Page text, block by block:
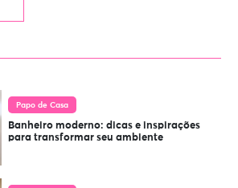
Papo de Casa
Banheiro moderno: dicas e inspirações
para transformar seu ambiente